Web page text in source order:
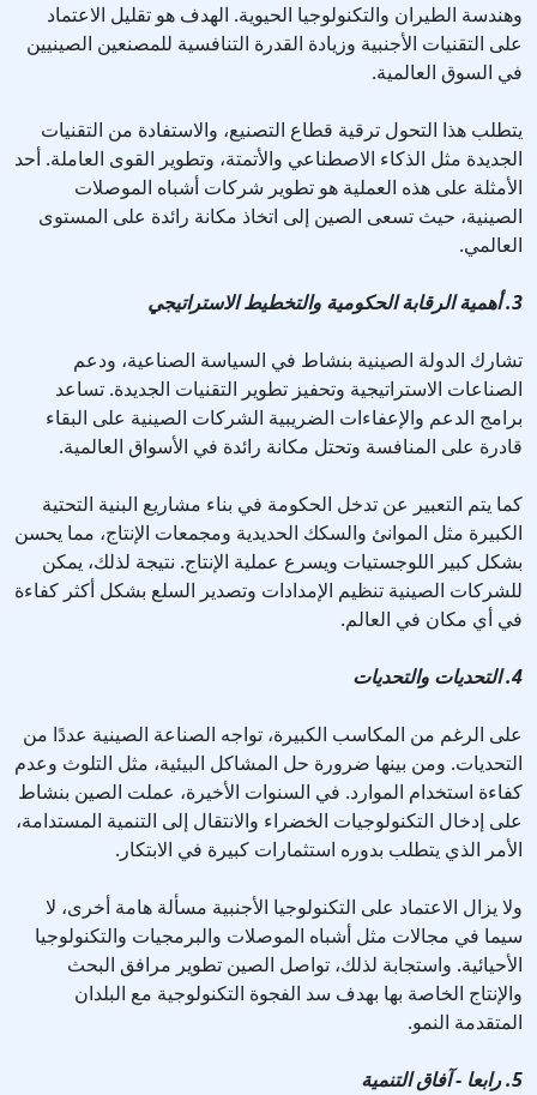
وهندسة الطيران والتكنولوجيا الحيوية. الهدف هو تقليل الاعتماد
على التقنيات الأجنبية وزيادة القدرة التنافسية للمصنعين الصينيين
في السوق العالمية.
يتطلب هذا التحول ترقية قطاع التصنيع، والاستفادة من التقنيات
الجديدة مثل الذكاء الاصطناعي والأتمتة، وتطوير القوى العاملة. أحد
الأمثلة على هذه العملية هو تطوير شركات أشباه الموصلات
الصينية، حيث تسعى الصين إلى اتخاذ مكانة رائدة على المستوى
العالمي.
3. أهمية الرقابة الحكومية والتخطيط الاستراتيجي
تشارك الدولة الصينية بنشاط في السياسة الصناعية، ودعم
الصناعات الاستراتيجية وتحفيز تطوير التقنيات الجديدة. تساعد
برامج الدعم والإعفاءات الضريبية الشركات الصينية على البقاء
قادرة على المنافسة وتحتل مكانة رائدة في الأسواق العالمية.
كما يتم التعبير عن تدخل الحكومة في بناء مشاريع البنية التحتية
الكبيرة مثل الموانئ والسكك الحديدية ومجمعات الإنتاج، مما يحسن
بشكل كبير اللوجستيات ويسرع عملية الإنتاج. نتيجة لذلك، يمكن
للشركات الصينية تنظيم الإمدادات وتصدير السلع بشكل أكثر كفاءة
في أي مكان في العالم.
4. التحديات والتحديات
على الرغم من المكاسب الكبيرة، تواجه الصناعة الصينية عددًا من
التحديات. ومن بينها ضرورة حل المشاكل البيئية، مثل التلوث وعدم
كفاءة استخدام الموارد. في السنوات الأخيرة، عملت الصين بنشاط
على إدخال التكنولوجيات الخضراء والانتقال إلى التنمية المستدامة،
الأمر الذي يتطلب بدوره استثمارات كبيرة في الابتكار.
ولا يزال الاعتماد على التكنولوجيا الأجنبية مسألة هامة أخرى، لا
سيما في مجالات مثل أشباه الموصلات والبرمجيات والتكنولوجيا
الأحيائية. واستجابة لذلك، تواصل الصين تطوير مرافق البحث
والإنتاج الخاصة بها بهدف سد الفجوة التكنولوجية مع البلدان
المتقدمة النمو.
5. رابعا - آفاق التنمية